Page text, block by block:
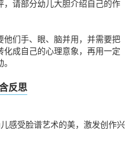
请部分幼儿大胆介绍自己的作
们手、眼、脑并用，并需要把
化成自己的心理意象，再用一定
反思
受脸谱艺术的美，激发创作兴